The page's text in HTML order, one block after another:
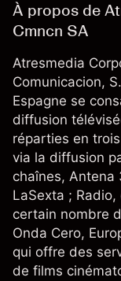
À propos de
Cmncn SA
Atresmedia
Comunicacion,
Espagne se
diffusion
réparties en
via la diffusion
chaînes, Antena
LaSexta ;
certain nombre
Onda Cero,
qui offre des
de films